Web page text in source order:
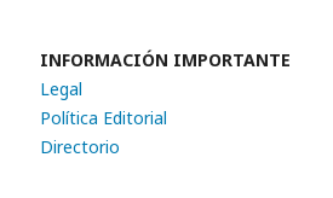
INFORMACIÓN IMPORTANTE
Legal
Política Editorial
Directorio